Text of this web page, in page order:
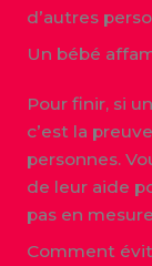
d’autres
Un bébé
Pour finir, si
c’est la
personnes.
de leur aide
pas en
Comment